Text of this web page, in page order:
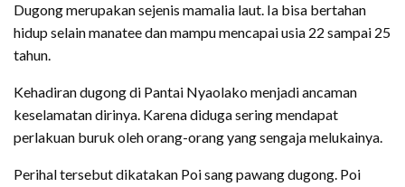
Dugong merupakan sejenis mamalia laut. Ia bisa bertahan
hidup selain manatee dan mampu mencapai usia 22 sampai 25
tahun.
Kehadiran dugong di Pantai Nyaolako menjadi ancaman
keselamatan dirinya. Karena diduga sering mendapat
perlakuan buruk oleh orang-orang yang sengaja melukainya.
Perihal tersebut dikatakan Poi sang pawang dugong. Poi